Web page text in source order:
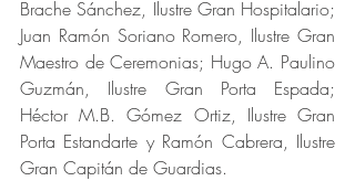
Brache Sánchez, Ilustre Gran Hospitalario;
Juan Ramón Soriano Romero, Ilustre Gran
Maestro de Ceremonias; Hugo A. Paulino
Guzmán, Ilustre Gran Porta Espada;
Héctor M.B. Gómez Ortiz, Ilustre Gran
Porta Estandarte y Ramón Cabrera, Ilustre
Gran Capitán de Guardias.